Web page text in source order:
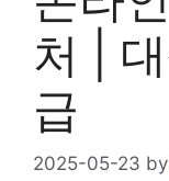
처 |
급
2025-05-23 by